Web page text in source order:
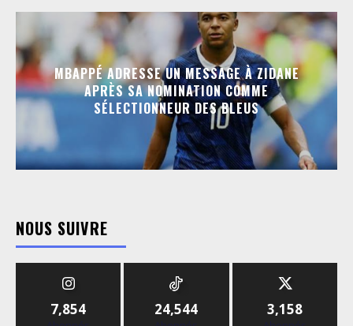
MBAPPÉ ADRESSE UN MESSAGE À ZIDANE
APRÈS SA NOMINATION COMME
SÉLECTIONNEUR DES BLEUS
NOUS SUIVRE
7,854 24,544 3,158